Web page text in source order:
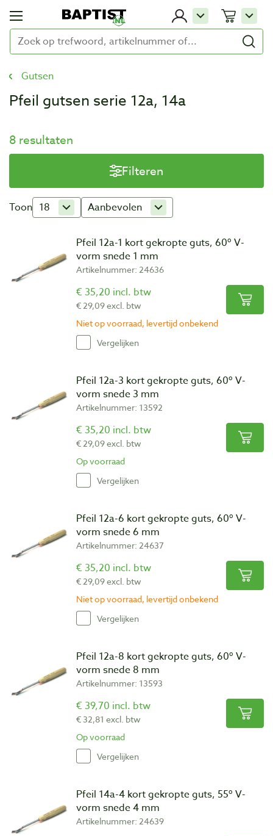
Gutsen
Pfeil gutsen serie 12a, 14a
8 resultaten
Filteren
Toon 18 Aanbevolen
Pfeil 12a-1 kort gekropte guts, 60º V-
vorm snede 1 mm
Artikelnummer: 24636
€ 35,20 incl. btw
€ 29,09 excl. btw
Niet op voorraad, levertijd onbekend
Vergelijken
Pfeil 12a-3 kort gekropte guts, 60º V-
vorm snede 3 mm
Artikelnummer: 13592
€ 35,20 incl. btw
€ 29,09 excl. btw
Op voorraad
Vergelijken
Pfeil 12a-6 kort gekropte guts, 60º V-
vorm snede 6 mm
Artikelnummer: 24637
€ 35,20 incl. btw
€ 29,09 excl. btw
Niet op voorraad, levertijd onbekend
Vergelijken
Pfeil 12a-8 kort gekropte guts, 60º V-
vorm snede 8 mm
Artikelnummer: 13593
€ 39,70 incl. btw
€ 32,81 excl. btw
Op voorraad
Vergelijken
Pfeil 14a-4 kort gekropte guts, 55º V-
vorm snede 4 mm
Artikelnummer: 24639